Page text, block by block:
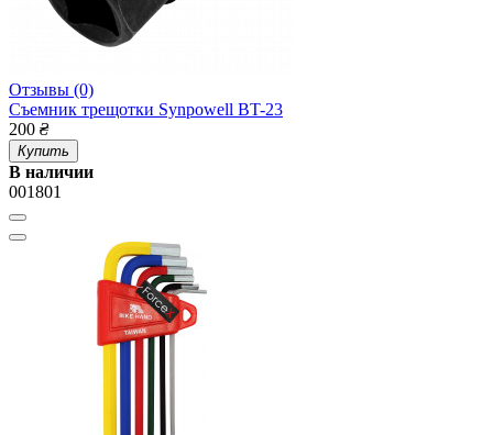
Отзывы (0)
Съемник трещотки Synpowell BT-23
200 ₴
Купить
В наличии
001801